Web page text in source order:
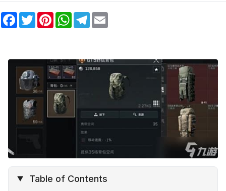
F
a
o
T
w
r
P
e
s
t
W
h
p
p
T
e
a
m
Table of Contents